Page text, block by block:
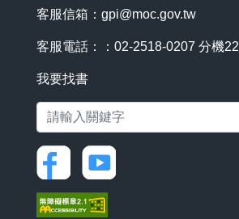
客服信箱： gpi@moc.gov.tw
客服電話：：02-2518-0207 分機22
我要找書